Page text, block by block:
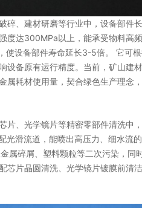
碎、建材研磨等行业中，设备部件
度达300MPa以上，能承受物料高
使设备部件寿命延长3-5倍。 它可
设备原有运行精度。当前，矿山建
属耗材使用量，契合绿色生产理念
片、光学镜片等精密零部件清洗中
滑流道，能喷出高压力、细水流
属碎屑、塑料颗粒等二次污染，同
芯片晶圆清洗、光学镜片镀膜前清